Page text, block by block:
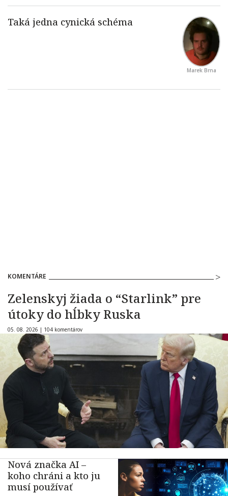
Marek Brna
KOMENTÁRE
Zelenskyj žiada o “Starlink” pre
útoky do hĺbky Ruska
05. 08. 2026 | 104 komentárov
Nová značka AI –
koho chráni a kto ju
musí používať